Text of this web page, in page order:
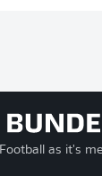
Football as it's